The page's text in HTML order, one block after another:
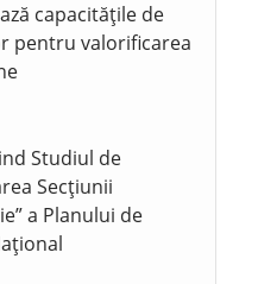
capacitățile de
pentru valorificarea
Studiul de
Secțiunii
a Planului de